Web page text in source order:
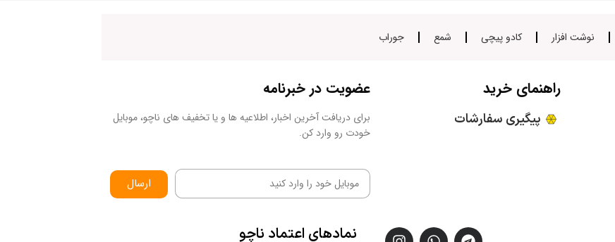
نوشت افزار کادو پیچی شمع جوراب
راهنمای خرید
پیگیری سفارشات
عضویت در خبرنامه
برای دریافت آخرین اخبار، اطلاعیه ها و یا تخفیف های ناچو، موبایل
خودت رو وارد کن.
ارسال
نمادهای اعتماد ناچو